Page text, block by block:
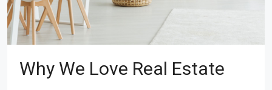
Why We Love Real Estate